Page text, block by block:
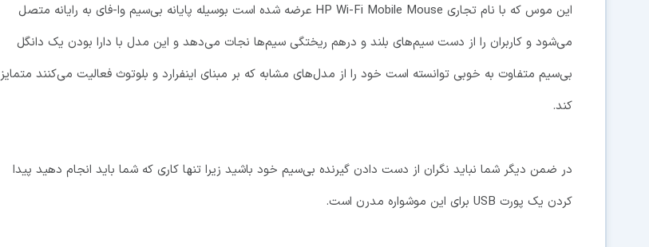
این موس که با نام تجاری HP Wi-Fi Mobile Mouse عرضه شده است بوسیله پایانه بی‌سیم وا-فای به رایانه متصل
می‌شود و کاربران را از دست سیم‌های بلند و درهم ریختگی سیم‌ها نجات می‌دهد و این مدل با دارا بودن یک دانگل
بی‌سیم متفاوت به خوبی توانسته است خود را از مدل‌های مشابه که بر مبنای اینفرارد و بلوتوث فعالیت می‌کنند متمایز
کند.
در ضمن دیگر شما نباید نگران از دست دادن گیرنده بی‌سیم خود باشید زیرا تنها کاری که شما باید انجام دهید پیدا
کردن یک پورت USB برای این موشواره مدرن است.